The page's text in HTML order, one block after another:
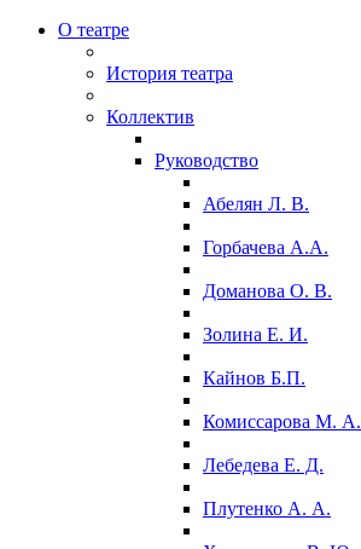
О театре
История театра
Коллектив
Руководство
Абелян Л. В.
Горбачева А.А.
Доманова О. В.
Золина Е. И.
Кайнов Б.П.
Комиссарова М. А.
Лебедева Е. Д.
Плутенко А. А.